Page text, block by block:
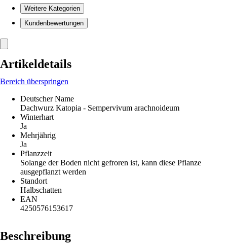
Weitere Kategorien
Kundenbewertungen
Artikeldetails
Bereich überspringen
Deutscher Name
Dachwurz Katopia - Sempervivum arachnoideum
Winterhart
Ja
Mehrjährig
Ja
Pflanzzeit
Solange der Boden nicht gefroren ist, kann diese Pflanze
ausgepflanzt werden
Standort
Halbschatten
EAN
4250576153617
Beschreibung